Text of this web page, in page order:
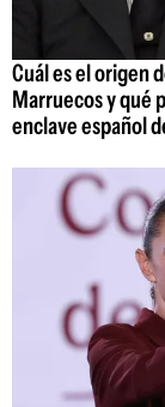
Cuál es el origen
Marruecos y qué
enclave español